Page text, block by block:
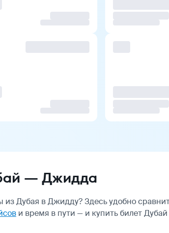
— Джидда
Дубая в Джидду? Здесь удобно
и время в пути — и купить билет